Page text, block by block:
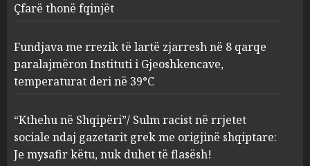
2
deri në 39°C
“Kthehu në Shqipëri”/ Sulm
racist në rrjetet sociale ndaj
gazetarit grek me origjinë
shqiptare: Je mysafir këtu,
nuk duhet të flasësh!
AUGUST 8, 2026
Çfarë thonë fqinjët
Fundjava me rrezik të lartë zjarresh në 8 qarqe
paralajmëron Instituti i Gjeoshkencave,
temperaturat deri në 39°C
“Kthehu në Shqipëri”/ Sulm racist në rrjetet
sociale ndaj gazetarit grek me origjinë shqiptare:
Je mysafir këtu, nuk duhet të flasësh!